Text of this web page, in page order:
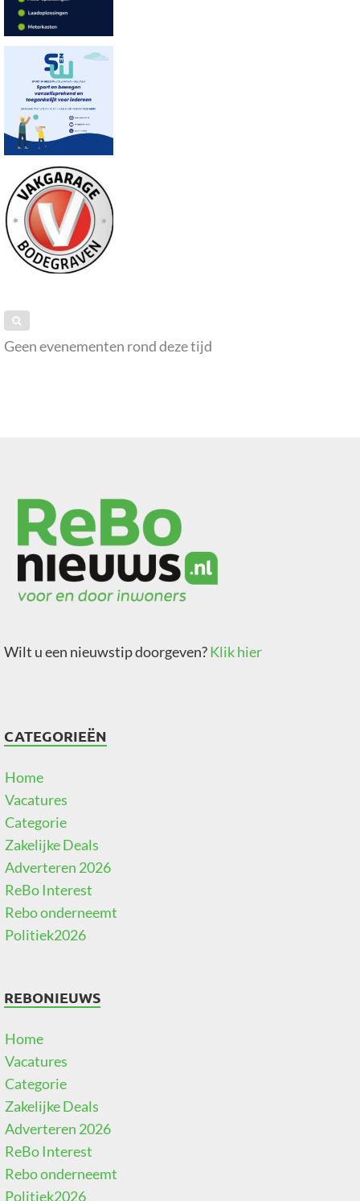
Geen evenementen rond deze tijd
Wilt u een nieuwstip doorgeven?Klik hier
CATEGORIEËN
Home
Vacatures
Categorie
Zakelijke Deals
Adverteren 2026
ReBo Interest
Rebo onderneemt
Politiek2026
REBONIEUWS
Home
Vacatures
Categorie
Zakelijke Deals
Adverteren 2026
ReBo Interest
Rebo onderneemt
Politiek2026